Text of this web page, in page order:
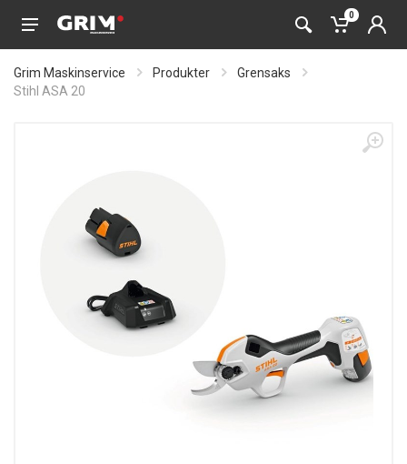
0
Grim Maskinservice Produkter
Grensaks
Stihl ASA 20